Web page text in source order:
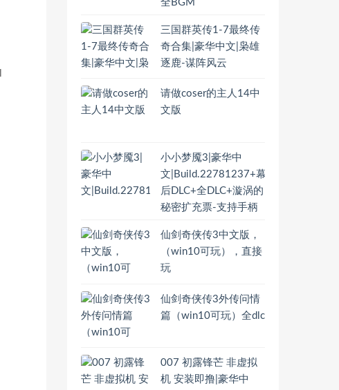
全BGM
三国群英传1-7最终传
奇合集|豪华中文|枭雄
逐鹿-谋阵风云
请做coser的主人14中
文版
小小梦魇3|豪华中
文|Build.22781237+幕
后DLC+全DLC+漩涡的
秘密扩充票-支持手柄
仙剑奇侠传3中文版，
（win10可玩），直接
玩
仙剑奇侠传3外传问情
篇（win10可玩）全dlc
007 初露锋芒 非虚拟
机 安装即撸|豪华中